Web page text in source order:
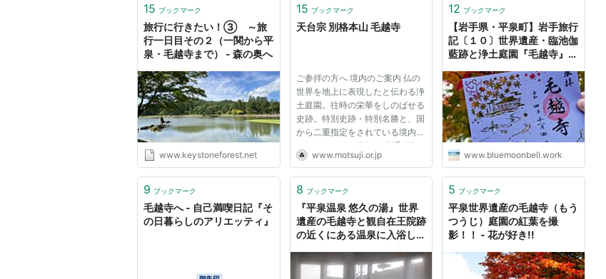
15 ブックマーク
旅行に行きたい！③ ～旅
行一日目その２（一関から平
泉・毛越寺まで） - 森の奥へ
www.keystoneforest.net
15 ブックマーク
天台宗 別格本山 毛越寺
ご参拝の方へ 境内のご案内 仏の
世界を地上に表現したと伝わる浄
土庭園。往時の栄華をしのばせる
史跡。特別史跡・特別名勝と、国
から二重指定をされている境内を
ご紹介します。 拝観・交通 拝観
料や拝観時間など、毛越寺を訪れ
への行き方や、ガイド情報も掲載
www.motsuji.or.jp
12 ブックマーク
【岩手県・平泉町】岩手旅行
記〔１０〕世界遺産・臨池伽
藍跡と浄土庭園『毛越寺』の
www.bluemoonbell.work
9 ブックマーク
毛越寺へ - 自己満喫日記『そ
の日暮らしのアリエッティ』
8 ブックマーク
『平泉温泉 悠久の湯』世界
遺産の毛越寺と観自在王院跡
の近くにある温泉に入浴して
述
5 ブックマーク
平泉世界遺産の毛越寺（もう
つうじ）庭園の紅葉を撮
影！！ - 花が好き!!